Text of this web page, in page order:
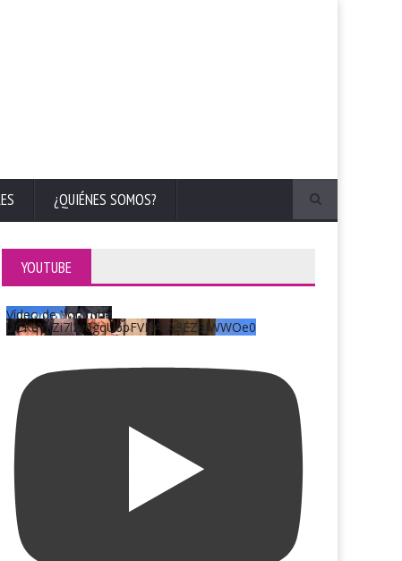
¿QUIÉNES SOMOS?
YOUTUBE
Vídeo de YouTube
UCKqYjiZi7lzy6gqU6pFVFiA_A3EZ9JWWOe0